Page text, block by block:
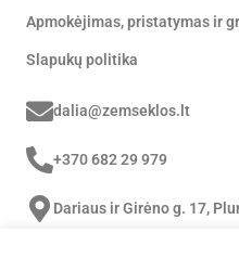
Apmokėjimas, pristatymas ir
Slapukų politika
dalia@zemseklos.lt
+370 682 29 979
Dariaus ir Girėno g. 17,
F